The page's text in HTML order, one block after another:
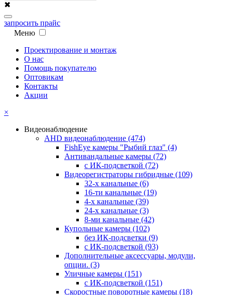
✖
запросить прайс
Меню
Проектирование и монтаж
О нас
Помощь покупателю
Оптовикам
Контакты
Акции
×
Видеонаблюдение
AHD видеонаблюдение (474)
FishEye камеры "Рыбий глаз" (4)
Антивандальные камеры (72)
с ИК-подсветкой (72)
Видеорегистраторы гибридные (109)
32-х канальные (6)
16-ти канальные (19)
4-х канальные (39)
24-х канальные (3)
8-ми канальные (42)
Купольные камеры (102)
без ИК-подсветки (9)
с ИК-подсветкой (93)
Дополнительные аксессуары, модули,
опции. (3)
Уличные камеры (151)
с ИК-подсветкой (151)
Скоростные поворотные камеры (18)